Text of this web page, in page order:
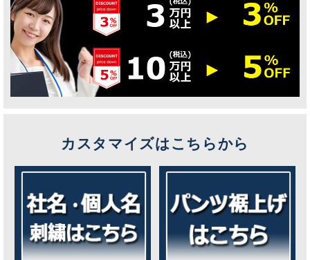
カスタマイズはこちらから